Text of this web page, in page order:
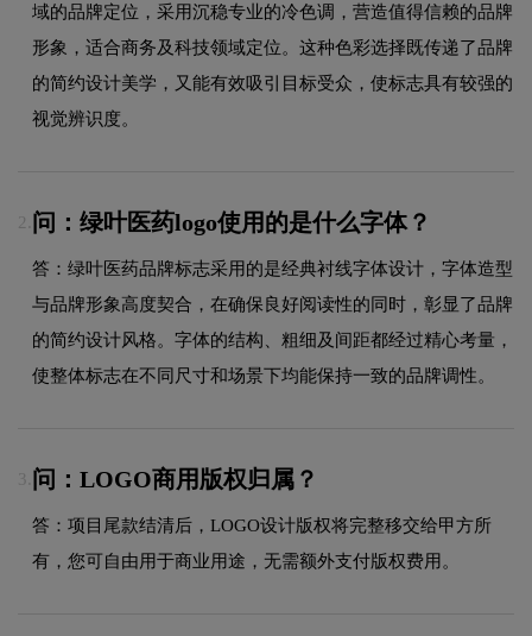
域的品牌定位，采用沉稳专业的冷色调，营造值得信赖的品牌
形象，适合商务及科技领域定位。这种色彩选择既传递了品牌
的简约设计美学，又能有效吸引目标受众，使标志具有较强的
视觉辨识度。
2. 问：绿叶医药logo使用的是什么字体？
答：绿叶医药品牌标志采用的是经典衬线字体设计，字体造型
与品牌形象高度契合，在确保良好阅读性的同时，彰显了品牌
的简约设计风格。字体的结构、粗细及间距都经过精心考量，
使整体标志在不同尺寸和场景下均能保持一致的品牌调性。
3. 问：LOGO商用版权归属？
答：项目尾款结清后，LOGO设计版权将完整移交给甲方所
有，您可自由用于商业用途，无需额外支付版权费用。